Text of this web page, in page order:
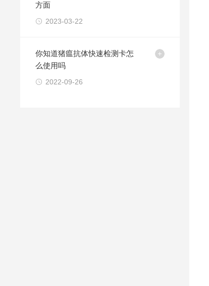
方面
2023-03-22
你知道猪瘟抗体快速检测卡怎
么使用吗
2022-09-26